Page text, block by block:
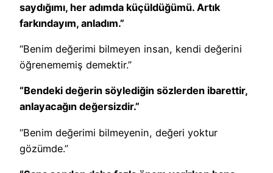
saydığımı, her adımda küçüldüğümü. Artık
farkındayım, anladım.”
“Benim değerimi bilmeyen insan, kendi değerini
öğrenememiş demektir.”
“Bendeki değerin söylediğin sözlerden ibarettir,
anlayacağın değersizdir.”
“Benim değerimi bilmeyenin, değeri yoktur
gözümde.”